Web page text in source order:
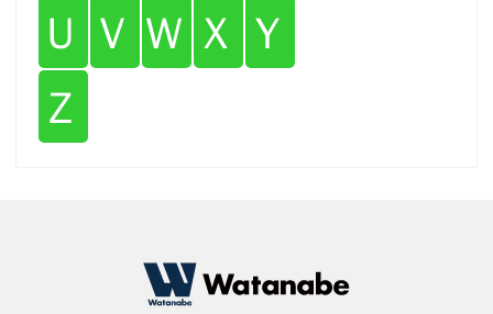
Ｕ Ｖ Ｗ Ｘ Ｙ
Ｚ